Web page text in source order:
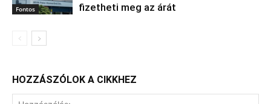
Fontos
fizetheti meg az árát
HOZZÁSZÓLOK A CIKKHEZ